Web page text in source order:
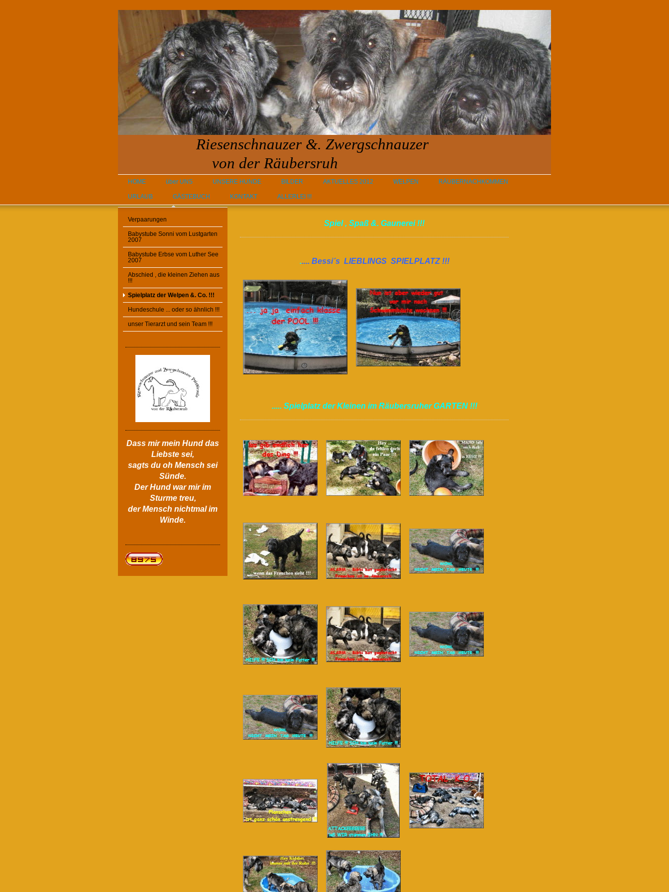
Riesenschnauzer &. Zwergschnauzer
von der Räubersruh
HOME über UNS UNSERE HUNDE BILDER AKTUELLES 2012 WELPEN RÄUBERNACHKOMMEN
URLAUB GÄSTEBUCH KONTAKT ALLERLEI !!!
Verpaarungen
Babystube Sonni vom Lustgarten
2007
Babystube Erbse vom Luther See
2007
Abschied , die kleinen Ziehen aus
!!!
Spielplatz der Welpen &. Co. !!!
Hundeschule ... oder so ähnlich !!!
unser Tierarzt und sein Team !!!
Dass mir mein Hund das
Liebste sei,
sagts du oh Mensch sei
Sünde.
Der Hund war mir im
Sturme treu,
der Mensch nichtmal im
Winde.
Spiel , Spaß &. Gaunerei !!!
..... Bessi´s LIEBLINGS SPIELPLATZ !!!
..... Spielplatz der Kleinen im Räubersruher GARTEN !!!